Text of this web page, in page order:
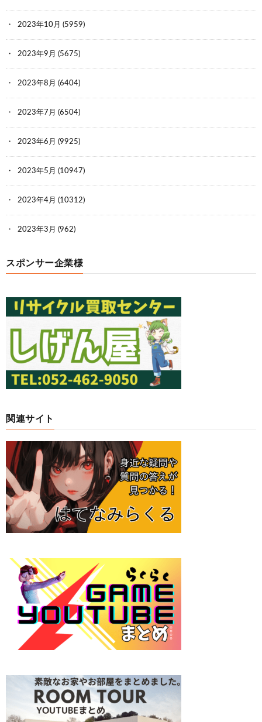
2023年10月 (5959)
2023年9月 (5675)
2023年8月 (6404)
2023年7月 (6504)
2023年6月 (9925)
2023年5月 (10947)
2023年4月 (10312)
2023年3月 (962)
スポンサー企業様
関連サイト